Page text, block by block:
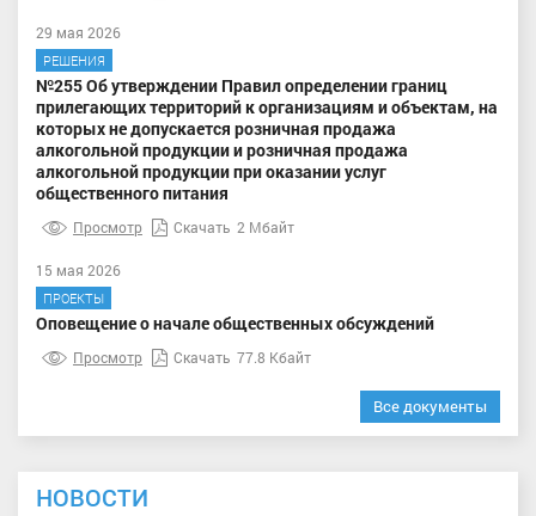
29 мая 2026
РЕШЕНИЯ
№255 Об утверждении Правил определении границ
прилегающих территорий к организациям и объектам, на
которых не допускается розничная продажа
алкогольной продукции и розничная продажа
алкогольной продукции при оказании услуг
общественного питания
Просмотр Скачать 2 Мбайт
15 мая 2026
ПРОЕКТЫ
Оповещение о начале общественных обсуждений
Просмотр Скачать 77.8 Кбайт
Все документы
НОВОСТИ